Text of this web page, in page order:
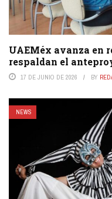
UAEMéx avanza en
respaldan el
17 DE JUNIO DE 2026 BY
NEWS